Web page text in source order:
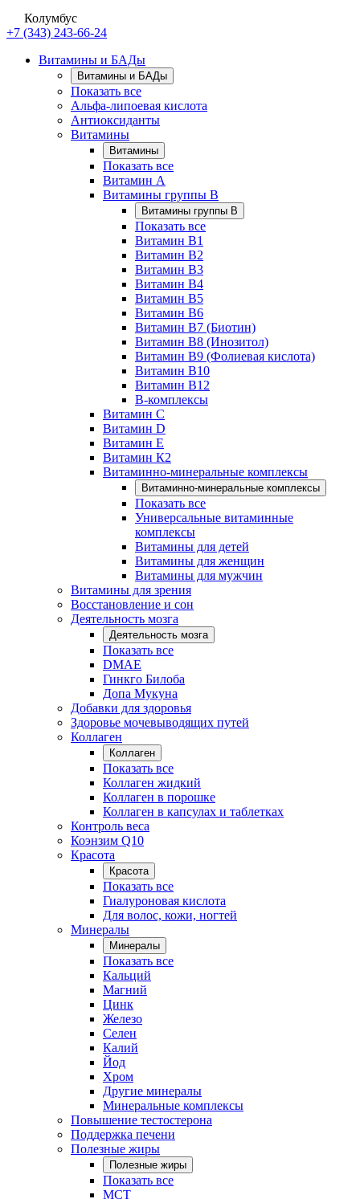
Колумбус
+7 (343) 243-66-24
Витамины и БАДы
Витамины и БАДы
Показать все
Альфа-липоевая кислота
Антиоксиданты
Витамины
Витамины
Показать все
Витамин A
Витамины группы B
Витамины группы B
Показать все
Витамин B1
Витамин B2
Витамин B3
Витамин B4
Витамин B5
Витамин B6
Витамин B7 (Биотин)
Витамин B8 (Инозитол)
Витамин B9 (Фолиевая кислота)
Витамин B10
Витамин B12
B-комплексы
Витамин C
Витамин D
Витамин E
Витамин К2
Витаминно-минеральные комплексы
Витаминно-минеральные комплексы
Показать все
Универсальные витаминные
комплексы
Витамины для детей
Витамины для женщин
Витамины для мужчин
Витамины для зрения
Восстановление и сон
Деятельность мозга
Деятельность мозга
Показать все
DMAE
Гинкго Билоба
Допа Мукуна
Добавки для здоровья
Здоровье мочевыводящих путей
Коллаген
Коллаген
Показать все
Коллаген жидкий
Коллаген в порошке
Коллаген в капсулах и таблетках
Контроль веса
Коэнзим Q10
Красота
Красота
Показать все
Гиалуроновая кислота
Для волос, кожи, ногтей
Минералы
Минералы
Показать все
Кальций
Магний
Цинк
Железо
Селен
Калий
Йод
Хром
Другие минералы
Минеральные комплексы
Повышение тестостерона
Поддержка печени
Полезные жиры
Полезные жиры
Показать все
MCT